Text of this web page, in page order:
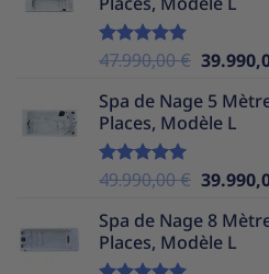
était :
Note5.00
47.990,00€ Le
initial
était :
Spa de Nage 5
Places, Modèle L
Note5.00
49.990,00€ Le
initial
était :
Spa de Nage 8
Places, Modèle L